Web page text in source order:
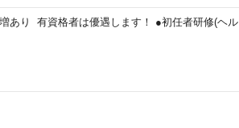
あり 有資格者は優遇します！ ●初任者研修(ヘル